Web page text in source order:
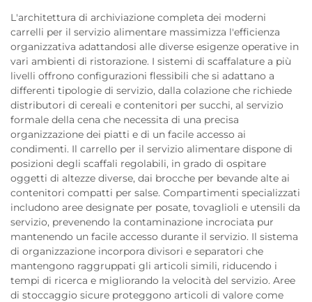
L'architettura di archiviazione completa dei moderni
carrelli per il servizio alimentare massimizza l'efficienza
organizzativa adattandosi alle diverse esigenze operative in
vari ambienti di ristorazione. I sistemi di scaffalature a più
livelli offrono configurazioni flessibili che si adattano a
differenti tipologie di servizio, dalla colazione che richiede
distributori di cereali e contenitori per succhi, al servizio
formale della cena che necessita di una precisa
organizzazione dei piatti e di un facile accesso ai
condimenti. Il carrello per il servizio alimentare dispone di
posizioni degli scaffali regolabili, in grado di ospitare
oggetti di altezze diverse, dai brocche per bevande alte ai
contenitori compatti per salse. Compartimenti specializzati
includono aree designate per posate, tovaglioli e utensili da
servizio, prevenendo la contaminazione incrociata pur
mantenendo un facile accesso durante il servizio. Il sistema
di organizzazione incorpora divisori e separatori che
mantengono raggruppati gli articoli simili, riducendo i
tempi di ricerca e migliorando la velocità del servizio. Aree
di stoccaggio sicure proteggono articoli di valore come